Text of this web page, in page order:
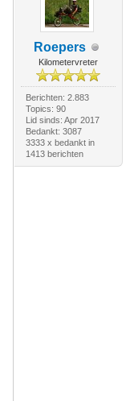
Roepers
Kilometervreter
Berichten: 2.883
Topics: 90
Lid sinds: Apr 2017
Bedankt: 3087
3333 x bedankt in
1413 berichten